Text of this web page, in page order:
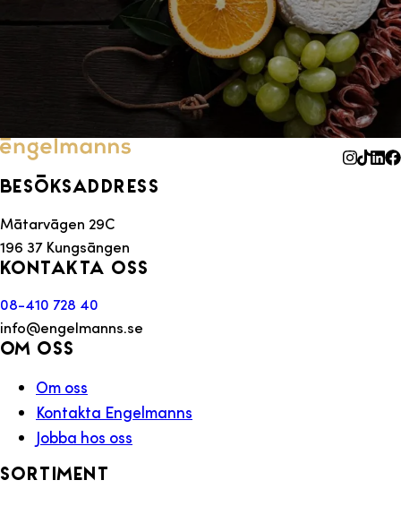
Besöksaddress
Mätarvägen 29C
196 37 Kungsängen
Kontakta oss
08-410 728 40
info@engelmanns.se
Om oss
Om oss
Kontakta Engelmanns
Jobba hos oss
Sortiment